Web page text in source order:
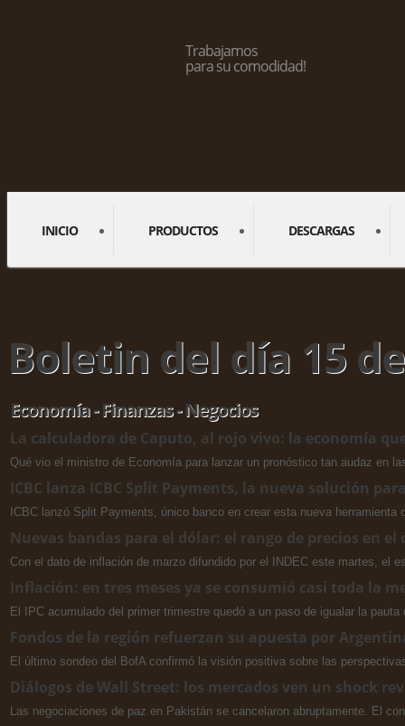
Trabajamos
para su comodidad!
INICIO PRODUCTOS DESCARGAS
Boletin del día 15
Economía - Finanzas - Negocios
La calculadora de Caputo, al rojo vivo: la economía
Qué vio el ministro de Economía para lanzar un pronóstico tan audaz en
ICBC lanza ICBC Split Payments, la nueva solución
ICBC lanzó Split Payments, único banco en crear esta nueva
Nuevas bandas para el dólar: el rango de precios en
Con el dato de inflación de marzo difundido por el INDEC este martes, el
Inflación: en tres meses ya se consumió casi toda la
El IPC acumulado del primer trimestre quedó a un paso de igualar la
Fondos de la región refuerzan su apuesta por
El último sondeo del BofA confirmó la visión positiva sobre las
Diálogos de Wall Street: los mercados ven un shock
Las negociaciones de paz en Pakistán se cancelaron abruptamente. El